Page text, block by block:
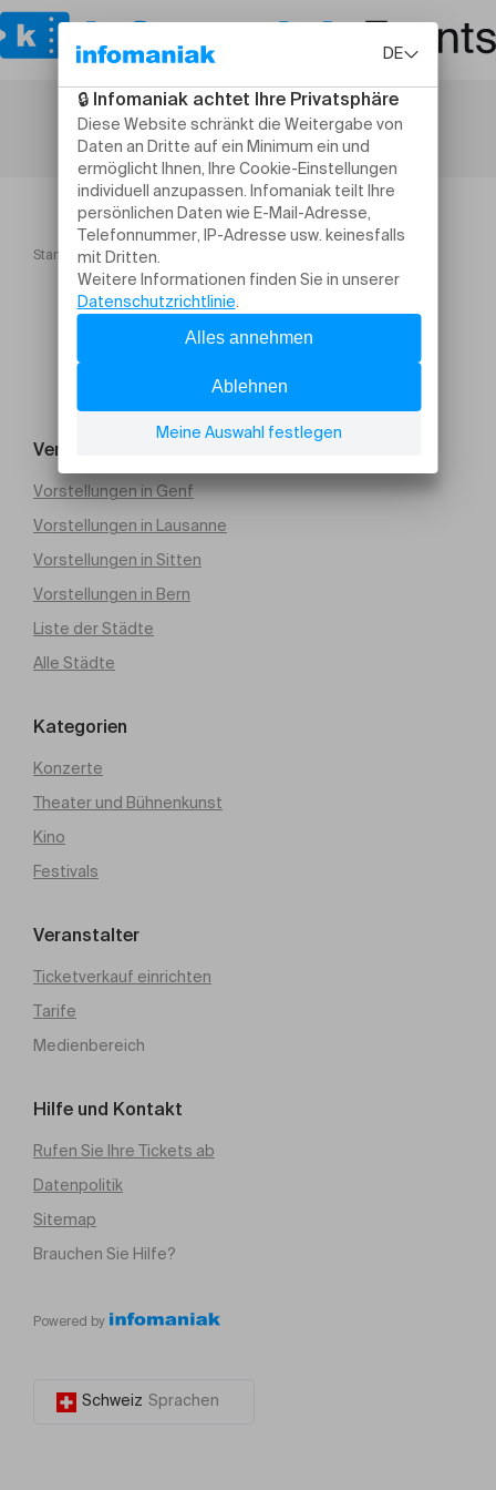
Startseite HFE : 07 08.07.2025
Veranstaltung suchen
Vorstellungen in Genf
Vorstellungen in Lausanne
Vorstellungen in Sitten
Vorstellungen in Bern
Liste der Städte
Alle Städte
Kategorien
Konzerte
Theater und Bühnenkunst
Kino
Festivals
Veranstalter
Ticketverkauf einrichten
Tarife
Medienbereich
Hilfe und Kontakt
Rufen Sie Ihre Tickets ab
Datenpolitik
Sitemap
Brauchen Sie Hilfe?
Powered by
Schweiz Sprachen